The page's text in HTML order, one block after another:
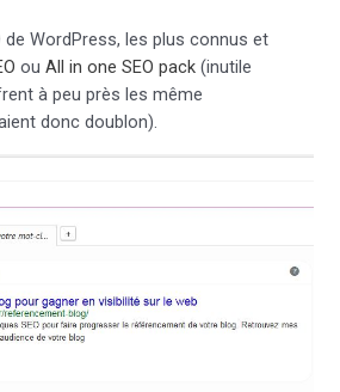
de WordPress, les plus connus et
ouAll in one SEO pack (inutile
à peu près les même
donc doublon).